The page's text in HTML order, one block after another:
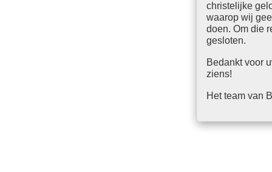
christelijke
waarop wij
doen. Om die
gesloten.
Bedankt voor
ziens!
Het team van